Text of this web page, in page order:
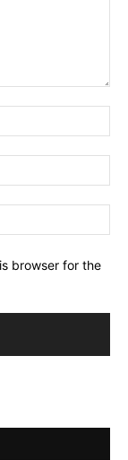
browser for the